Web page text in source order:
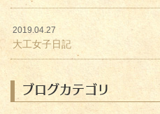
2019.04.27
大工女子日記
ブログカテゴリ